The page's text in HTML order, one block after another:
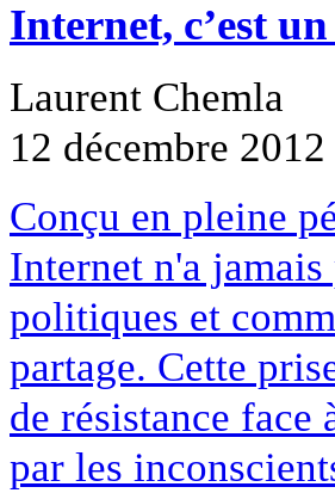
Internet, c’est
Laurent Chemla
12 décembre 2012
Conçu en pleine
Internet n'a
politiques et
partage. Cette
de résistance
par les